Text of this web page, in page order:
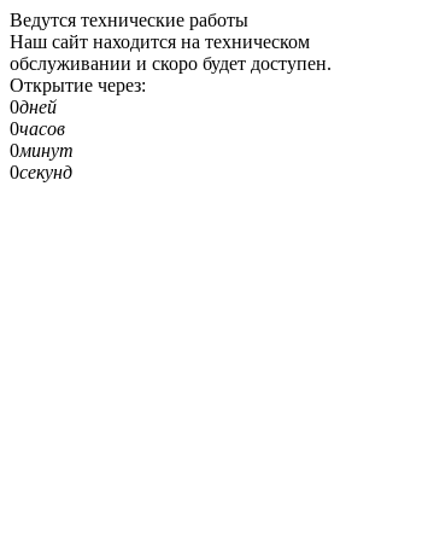
Ведутся технические работы
Наш сайт находится на техническом
обслуживании и скоро будет доступен.
Открытие через:
0дней
0часов
0минут
0секунд